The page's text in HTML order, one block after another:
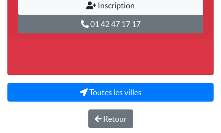
Inscription
01 42 47 17 17
Toutes les villes
Retour